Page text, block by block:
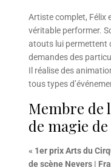
Artiste complet, Félix
véritable performer.
atouts lui permettent
demandes des
Il réalise des
tous types
Membre de
de magie de
« 1er prix Arts du
de scène Nevers |